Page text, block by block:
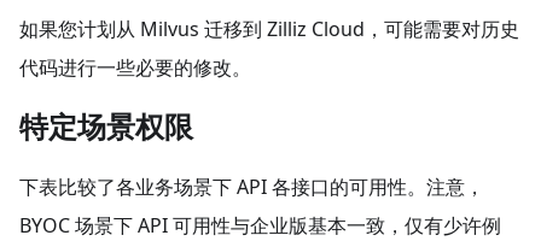
如果您计划从 Milvus 迁移到 Zilliz Cloud，可能需要对历史
代码进行一些必要的修改。
特定场景权限
下表比较了各业务场景下 API 各接口的可用性。注意，
BYOC 场景下 API 可用性与企业版基本一致，仅有少许例